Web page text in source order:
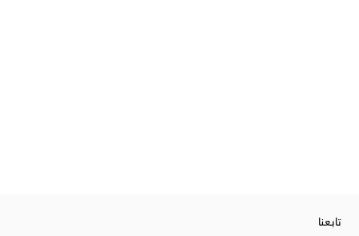
تابعنا